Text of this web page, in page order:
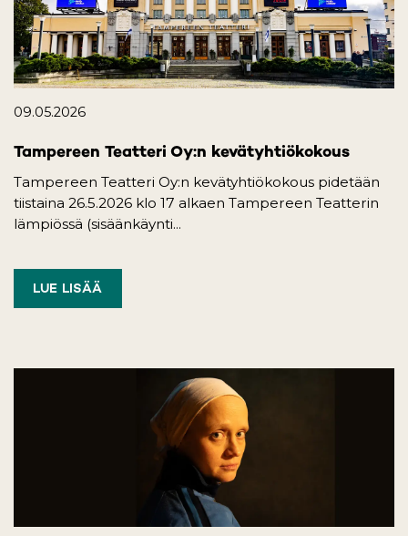
09.05.2026
Tampereen Teatteri Oy:n kevätyhtiökokous
Tampereen Teatteri Oy:n kevätyhtiökokous pidetään
tiistaina 26.5.2026 klo 17 alkaen Tampereen Teatterin
lämpiössä (sisäänkäynti...
LUE LISÄÄ